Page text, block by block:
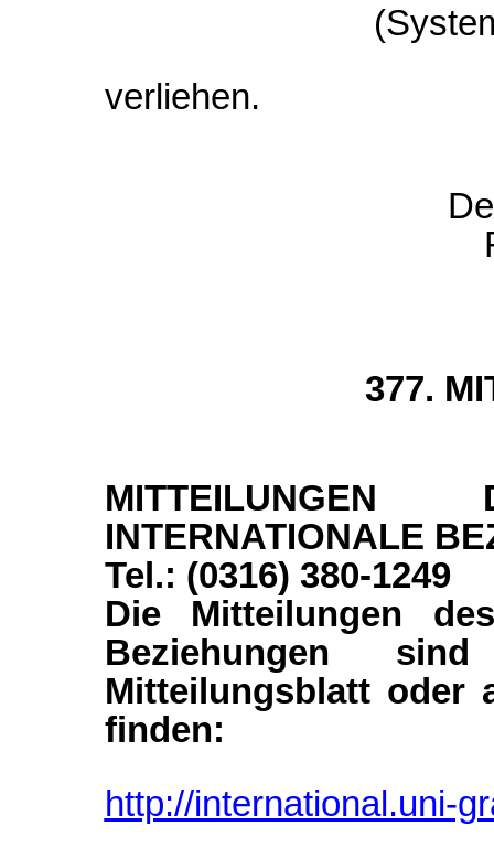
verliehen.
377.
INTERNATIONALE
Tel.: (0316) 380-1249
Die Mitteilungen
Beziehungen
Mitteilungsblatt oder
finden:
http://international.uni-